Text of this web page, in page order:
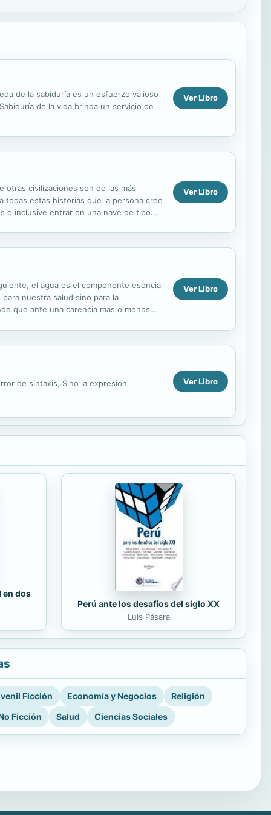
de la sabiduría es un esfuerzo valioso
de la vida brinda un servicio de
Ver Libro
otras civilizaciones son de las más
todas estas historias que la persona cree
o inclusive entrar en una nave de tipo
Ver Libro
el agua es el componente esencial
nuestra salud sino para la
que ante una carencia más o menos
Ver Libro
de sintaxis, Sino la expresión Ver Libro
en dos
Perú ante los desafíos del siglo XX
Luis Pásara
Ficción Economía y Negocios
Religión
Ficción
Salud Ciencias Sociales